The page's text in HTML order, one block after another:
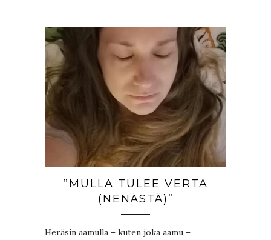
”MULLA TULEE VERTA
(NENÄSTÄ)”
Heräsin aamulla – kuten joka aamu –